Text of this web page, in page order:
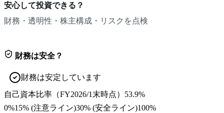
安心して投資できる？
財務・透明性・株主構成・リスクを点検
財務は安全？
財務は安定しています
自己資本比率 （FY2026/1末時点） 53.9%
0%15% (注意ライン)30% (安全ライン)100%